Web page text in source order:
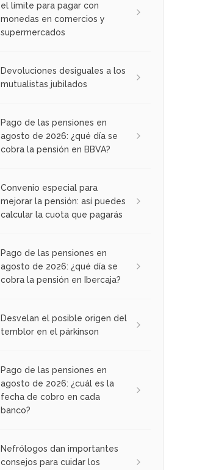
el límite para pagar con
monedas en comercios y
supermercados
Devoluciones desiguales a los
mutualistas jubilados
Pago de las pensiones en
agosto de 2026: ¿qué día se
cobra la pensión en BBVA?
Convenio especial para
mejorar la pensión: así puedes
calcular la cuota que pagarás
Pago de las pensiones en
agosto de 2026: ¿qué día se
cobra la pensión en Ibercaja?
Desvelan el posible origen del
temblor en el párkinson
Pago de las pensiones en
agosto de 2026: ¿cuál es la
fecha de cobro en cada
banco?
Nefrólogos dan importantes
consejos para cuidar los